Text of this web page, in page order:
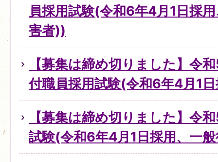
員採用試験(令和6年4月1日採
害者))
【募集は締め切りました】令
付職員採用試験(令和6年4月1
【募集は締め切りました】令
試験(令和6年4月1日採用、一